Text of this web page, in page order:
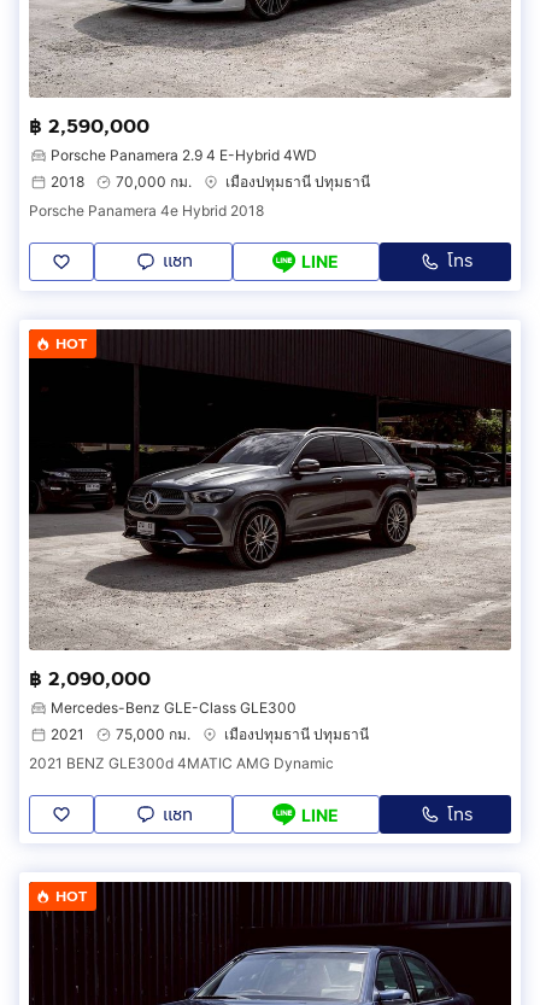
฿ 2,590,000
Porsche Panamera 2.9 4 E-Hybrid 4WD
2018
70,000 กม.
เมืองปทุมธานี ปทุมธานี
Porsche Panamera 4e Hybrid 2018
แชท LINE โทร
HOT
฿ 2,090,000
Mercedes-Benz GLE-Class GLE300
2021
75,000 กม.
เมืองปทุมธานี ปทุมธานี
2021 BENZ GLE300d 4MATIC AMG Dynamic
แชท LINE โทร
HOT